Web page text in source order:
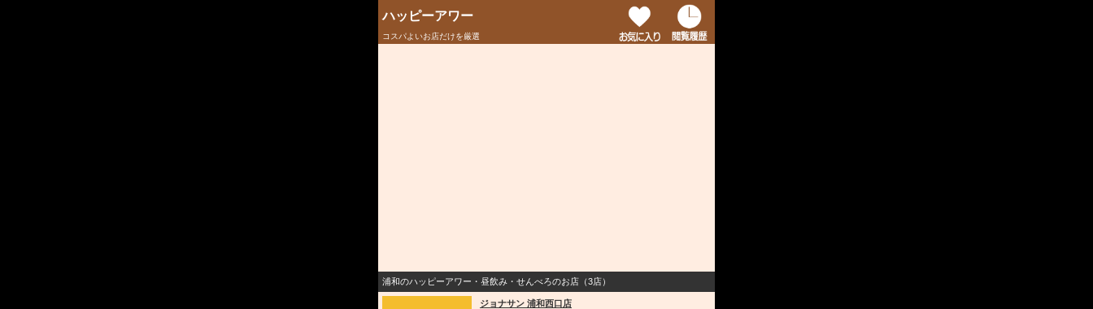
ハッピーアワー
コスパよいお店だけを厳選
浦和のハッピーアワー・昼飲み・せんべろのお店（3店）
ジョナサン 浦和西口店